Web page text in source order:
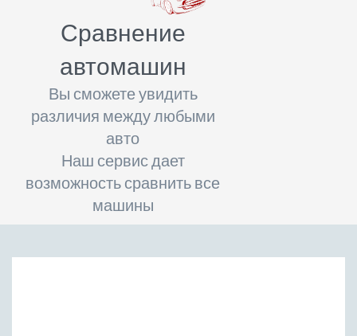
Сравнение
автомашин
Вы сможете увидить
различия между любыми
авто
Наш сервис дает
возможность сравнить все
машины